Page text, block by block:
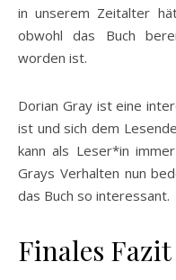
in unserem Zeitalter
obwohl das Buch
worden ist.
Dorian Gray ist eine
ist und sich dem
kann als Leser*in
Grays Verhalten nun
das Buch so interessant.
Finales Fazit